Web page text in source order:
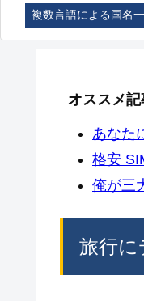
複数言語による国名
オススメ記
あなた
格安
俺が三
旅行